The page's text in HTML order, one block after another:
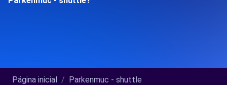
Página inicial Parkenmuc - shuttle